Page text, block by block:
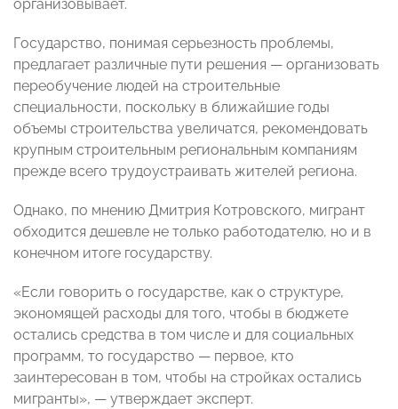
организовывает.
Государство, понимая серьезность проблемы,
предлагает различные пути решения — организовать
переобучение людей на строительные
специальности, поскольку в ближайшие годы
объемы строительства увеличатся, рекомендовать
крупным строительным региональным компаниям
прежде всего трудоустраивать жителей региона.
Однако, по мнению Дмитрия Котровского, мигрант
обходится дешевле не только работодателю, но и в
конечном итоге государству.
«Если говорить о государстве, как о структуре,
экономящей расходы для того, чтобы в бюджете
остались средства в том числе и для социальных
программ, то государство — первое, кто
заинтересован в том, чтобы на стройках остались
мигранты», — утверждает эксперт.